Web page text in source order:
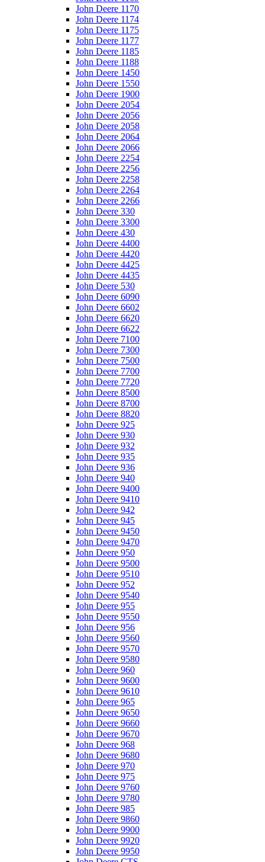
John Deere 1170
John Deere 1174
John Deere 1175
John Deere 1177
John Deere 1185
John Deere 1188
John Deere 1450
John Deere 1550
John Deere 1900
John Deere 2054
John Deere 2056
John Deere 2058
John Deere 2064
John Deere 2066
John Deere 2254
John Deere 2256
John Deere 2258
John Deere 2264
John Deere 2266
John Deere 330
John Deere 3300
John Deere 430
John Deere 4400
John Deere 4420
John Deere 4425
John Deere 4435
John Deere 530
John Deere 6090
John Deere 6602
John Deere 6620
John Deere 6622
John Deere 7100
John Deere 7300
John Deere 7500
John Deere 7700
John Deere 7720
John Deere 8500
John Deere 8700
John Deere 8820
John Deere 925
John Deere 930
John Deere 932
John Deere 935
John Deere 936
John Deere 940
John Deere 9400
John Deere 9410
John Deere 942
John Deere 945
John Deere 9450
John Deere 9470
John Deere 950
John Deere 9500
John Deere 9510
John Deere 952
John Deere 9540
John Deere 955
John Deere 9550
John Deere 956
John Deere 9560
John Deere 9570
John Deere 9580
John Deere 960
John Deere 9600
John Deere 9610
John Deere 965
John Deere 9650
John Deere 9660
John Deere 9670
John Deere 968
John Deere 9680
John Deere 970
John Deere 975
John Deere 9760
John Deere 9780
John Deere 985
John Deere 9860
John Deere 9900
John Deere 9920
John Deere 9950